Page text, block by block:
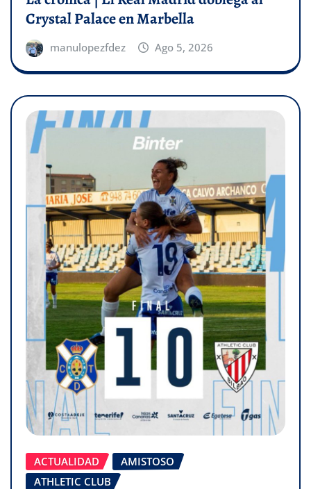
Crystal Palace en Marbella
manulopezfdez Ago 5, 2026
ACTUALIDAD
AMISTOSO
ATHLETIC CLUB